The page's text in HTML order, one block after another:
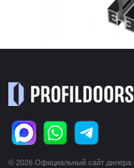
© 2026 Официальный сайт дилера